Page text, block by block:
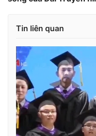
Thị trường 24h
VTV4
VTV9
Liên hệ tòa soạn
Tin liên quan